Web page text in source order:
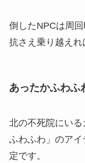
倒したNPCは周
抗さえ乗り越えれ
あったかふわ
北の不死院にい
ふわふわ」のア
定です。